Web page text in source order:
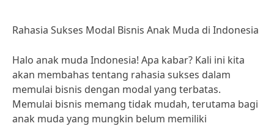
Rahasia Sukses Modal Bisnis Anak Muda di Indonesia
Halo anak muda Indonesia! Apa kabar? Kali ini kita
akan membahas tentang rahasia sukses dalam
memulai bisnis dengan modal yang terbatas.
Memulai bisnis memang tidak mudah, terutama bagi
anak muda yang mungkin belum memiliki